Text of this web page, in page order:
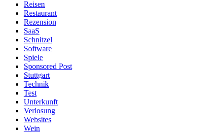
Reisen
Restaurant
Rezension
SaaS
Schnitzel
Software
Spiele
Sponsored Post
Stuttgart
Technik
Test
Unterkunft
Verlosung
Websites
Wein